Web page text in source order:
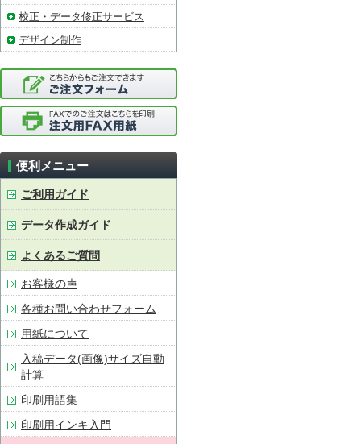
校正・データ修正サービス
デザイン制作
便利メニュー
ご利用ガイド
データ作成ガイド
よくあるご質問
お客様の声
各種お問い合わせフォーム
用紙について
入稿データ(画像)サイズ自動
計算
印刷用語集
印刷用インキ入門